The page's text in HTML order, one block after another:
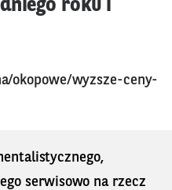
roku i
okopowe/wyzsze-ceny-
serwisowo na rzecz